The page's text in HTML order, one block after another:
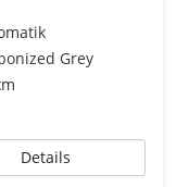
Grey
Details